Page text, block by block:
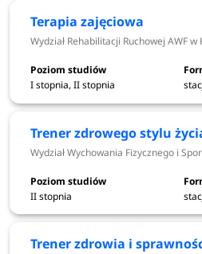
Program obejmuje m.in. obozy
pozwalają zdobywać
warunkach.
Dużym atutem jest
również angażować się w
reprezentować uczelnię w
równieżmożliwość zdobycia
zawodowych już w trakcie
Terapia zajęciowa
Wydział Rehabilitacji Ruchowej AWF w
I stopnia, II stopnia
Trener zdrowego stylu
Wydział Wychowania Fizycznego i
II stopnia
Trener zdrowia i